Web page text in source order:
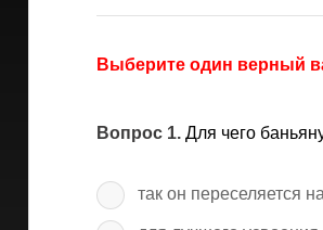
Выберите один верный
Вопрос 1.Для чего
так он переселяется